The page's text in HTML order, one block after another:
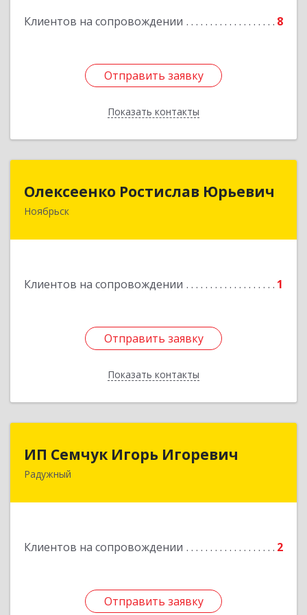
Клиентов на сопровождении 8
Отправить заявку
Показать контакты
Подробнее
Отправить заявку
Назад
Олексеенко Ростислав Юрьевич
Ноябрьск
Клиентов на сопровождении 1
Отправить заявку
Показать контакты
629804, Ямало-Ненецкий АО, Ноябрьск г,
Отправить заявку
Назад
ИП Семчук Игорь Игоревич
Радужный
Клиентов на сопровождении 2
Отправить заявку
628464, ХМАО-Югра, г. Радужный, 1 мкн.,
Отправить заявку